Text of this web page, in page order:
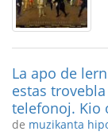
La apo de
estas
telefonoj. Kio
de muzikanta